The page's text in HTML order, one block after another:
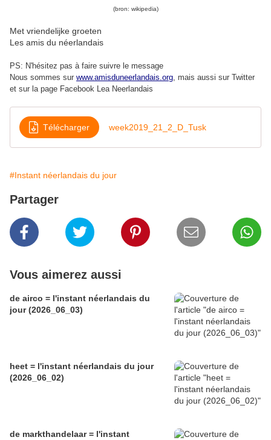
(bron: wikipedia)
Met vriendelijke groeten
Les amis du néerlandais
PS: N'hésitez pas à faire suivre le message
Nous sommes sur www.amisduneerlandais.org, mais aussi sur Twitter
et sur la page Facebook Lea Neerlandais
Télécharger week2019_21_2_D_Tusk
#Instant néerlandais du jour
Partager
Vous aimerez aussi
de airco = l'instant néerlandais du
jour (2026_06_03)
heet = l'instant néerlandais du jour
(2026_06_02)
de markthandelaar = l'instant